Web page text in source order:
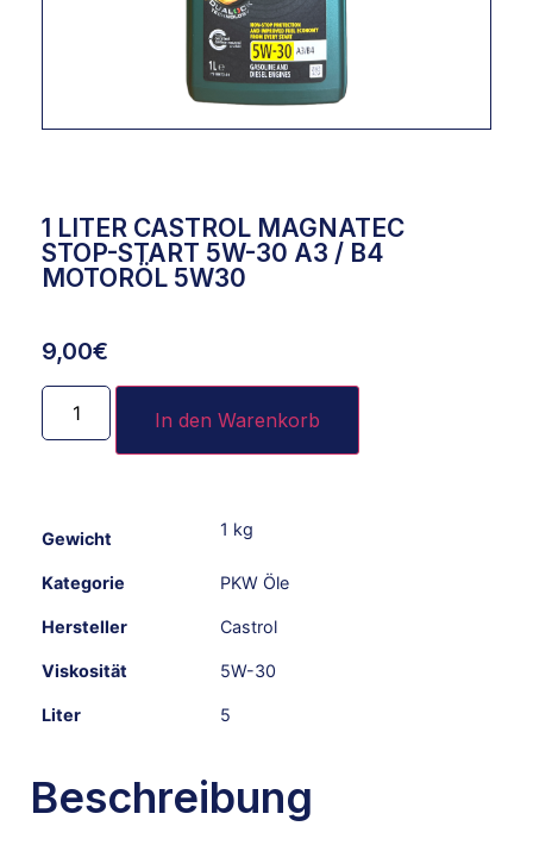
1 LITER CASTROL MAGNATEC
STOP-START 5W-30 A3 / B4
MOTORÖL 5W30
9,00€
In den Warenkorb
Gewicht 1 kg
Kategorie PKW Öle
Hersteller Castrol
Viskosität 5W-30
Liter 5
Beschreibung